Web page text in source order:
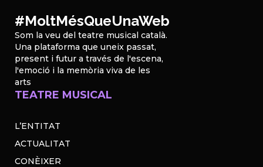
#MoltMésQueUnaWeb
Som la veu del teatre musical català.
Una plataforma que uneix passat,
present i futur a través de l'escena,
l'emoció i la memòria viva de les
arts
TEATRE MUSICAL
L’ENTITAT
ACTUALITAT
CONÈIXER